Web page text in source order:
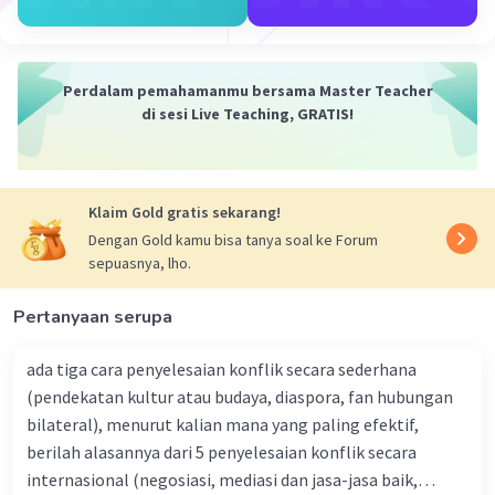
Iklan
Sebagai pelajar, mempertahankan keberadaan
mudah. Ada beberapa tantangan yang dihadapi
dalam upaya mempertahankan nilai-nilai
beberapa tantangan utama yang dihadapi
pelajar:
1.Pengaruh Globalisasi dan Budaya Asing
Tantangan
musik, dan hiburan lainnya dapat
mempengaruhi pola pikir dan gaya hidup
pelajar. Budaya-budaya ini seringkali
membawa nilai-nilai yang bertentangan
dengan Pancasila, seperti individualisme
Perdalam pemahamanmu bersama Master Teacher
di sesi Live Teaching, GRATIS!
Klaim Gold gratis sekarang!
Dengan Gold kamu bisa tanya soal ke Forum
sepuasnya, lho.
Pertanyaan serupa
ada tiga cara penyelesaian konflik secara sederhana
(pendekatan kultur atau budaya, diaspora, fan hubungan
bilateral), menurut kalian mana yang paling efektif,
berilah alasannya dari 5 penyelesaian konflik secara
internasional (negosiasi, mediasi dan jasa-jasa baik,